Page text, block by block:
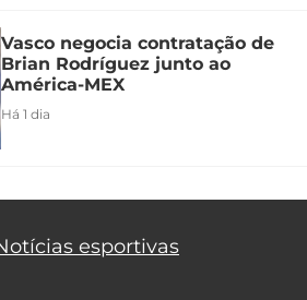
Vasco negocia contratação de
Brian Rodríguez junto ao
América-MEX
Há 1 dia